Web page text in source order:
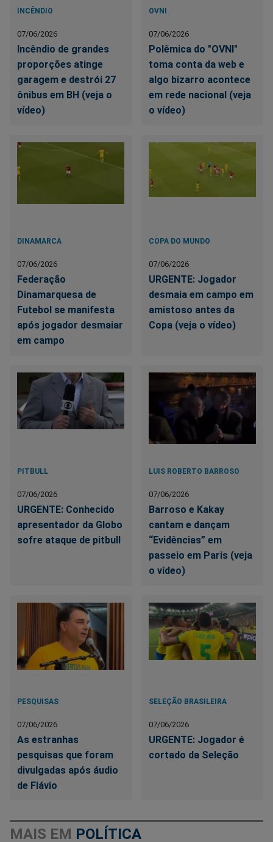
INCÊNDIO
07/06/2026
Incêndio de grandes
proporções atinge
garagem e destrói 27
ônibus em BH (veja o
vídeo)
OVNI
07/06/2026
Polêmica do "OVNI"
toma conta da web e
algo bizarro acontece
em rede nacional (veja
o vídeo)
DINAMARCA
07/06/2026
Federação
Dinamarquesa de
Futebol se manifesta
após jogador desmaiar
em campo
COPA DO MUNDO
07/06/2026
URGENTE: Jogador
desmaia em campo em
amistoso antes da
Copa (veja o vídeo)
PITBULL
07/06/2026
URGENTE: Conhecido
apresentador da Globo
sofre ataque de pitbull
LUIS ROBERTO BARROSO
07/06/2026
Barroso e Kakay
cantam e dançam
“Evidências” em
passeio em Paris (veja
o vídeo)
PESQUISAS
07/06/2026
As estranhas
pesquisas que foram
divulgadas após áudio
de Flávio
SELEÇÃO BRASILEIRA
07/06/2026
URGENTE: Jogador é
cortado da Seleção
MAIS EM POLÍTICA